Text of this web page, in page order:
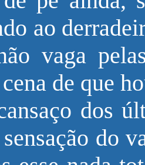
ao
vaga
de que
dos
do